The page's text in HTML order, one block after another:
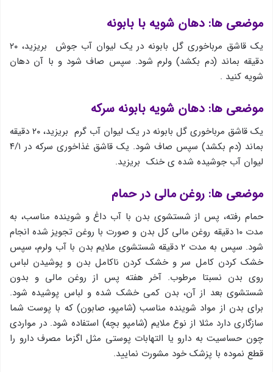
موضعی ها: دهان شویه با بابونه
یک قاشق مرباخوری گل بابونه در یك لیوان آب جوش بریزید، ۲۰
دقیقه بماند (دم بکشد) ولرم شود. سپس صاف شود و با آن دهان
شویه کنید .
موضعی ها: دهان شویه بابونه سرکه
یک قاشق مرباخوری گل بابونه در یك لیوان آب گرم بریزید، ۲۰ دقیقه
بماند (دم بکشد) سپس صاف شود. یك قاشق غذاخوری سرکه در ۴/۱
لیوان آب جوشیده شده ی خنک بریزید.
موضعی ها: روغن مالی در حمام
حمام رفته، پس از شستشوی بدن با آب داغ و شوینده مناسب، به
مدت ۱۰ دقیقه روغن مالی کل بدن و صورت با روغن تجویز شده انجام
شود. سپس به مدت ۲ دقیقه شستشوی ملایم بدن با آب ولرم، سپس
خشک کردن کامل سر و خشک کردن ناکامل بدن و پوشیدن لباس
روی بدن نسبتا مرطوب. آخر هفته پس از روغن مالی و بدون
شستشوی بعد از آن، بدن کمی خشک شده و لباس پوشیده شود.
برای بدن از مواد شوینده مناسب (شامپو، صابون) که با پوست شما
سازگاری دارد مثلا از نوع ملایم (شامپو بچه) استفاده شود. در مواردی
چون حساسیت به دارو یا التهابات پوستی مثل اگزما مصرف دارو را
قطع نموده با پزشک خود مشورت نمایید.